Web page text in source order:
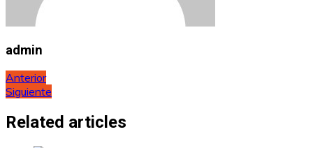
admin
Navegación
de
entradas
Anterior
Siguiente
Related articles